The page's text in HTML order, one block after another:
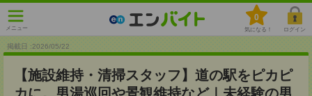
メニュー
0
気になる！ ログイン
掲載日 :2026/05/22
【施設維持・清掃スタッフ】道の駅をピカピ